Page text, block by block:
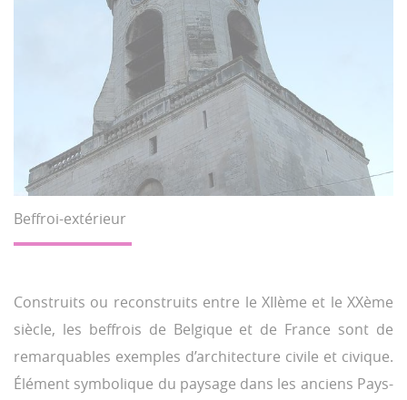
Beffroi-extérieur
Construits ou reconstruits entre le XIIème et le XXème
siècle, les beffrois de Belgique et de France sont de
remarquables exemples d’architecture civile et civique.
Élément symbolique du paysage dans les anciens Pays-